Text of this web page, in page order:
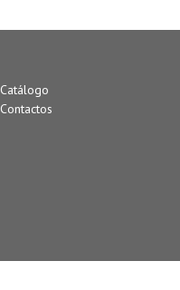
Catálogo
Contactos